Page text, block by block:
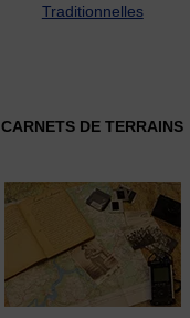
Traditionnelles
CARNETS DE TERRAINS